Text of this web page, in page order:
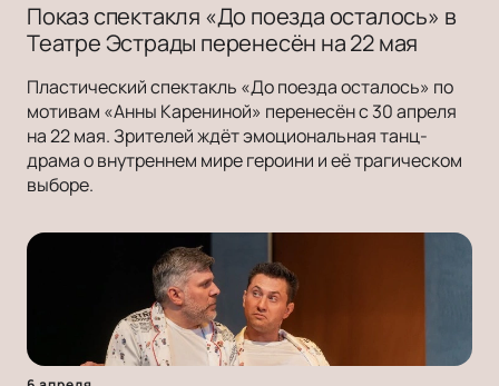
Показ спектакля «До поезда осталось» в
Театре Эстрады перенесён на 22 мая
Пластический спектакль «До поезда осталось» по
мотивам «Анны Карениной» перенесён с 30 апреля
на 22 мая. Зрителей ждёт эмоциональная танц-
драма о внутреннем мире героини и её трагическом
выборе.